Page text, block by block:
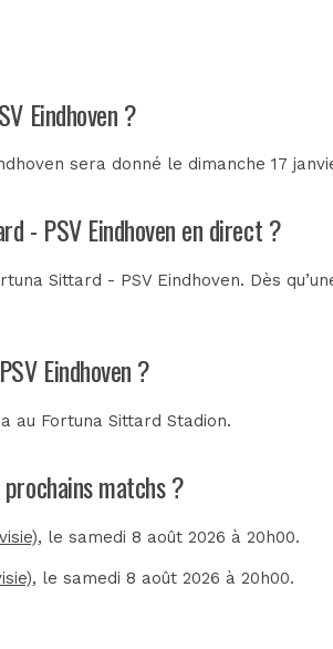
Eindhoven ?
sera donné le dimanche 17
- PSV Eindhoven en direct ?
Sittard - PSV Eindhoven. Dès
Eindhoven ?
au Fortuna Sittard Stadion.
matchs ?
, le samedi 8 août 2026 à 20h00.
, le samedi 8 août 2026 à 20h00.